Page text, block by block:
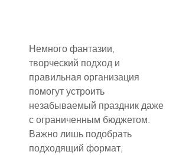
Немного фантазии,
творческий подход и
правильная организация
помогут устроить
незабываемый праздник даже
с ограниченным бюджетом.
Важно лишь подобрать
подходящий формат,